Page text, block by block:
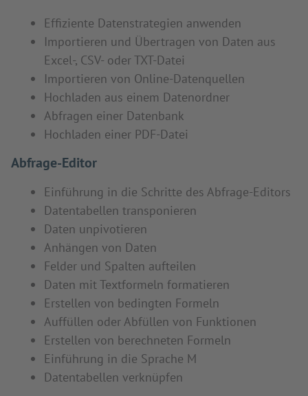
Effiziente Datenstrategien anwenden
Importieren und Übertragen von Daten aus
Excel-, CSV- oder TXT-Datei
Importieren von Online-Datenquellen
Hochladen aus einem Datenordner
Abfragen einer Datenbank
Hochladen einer PDF-Datei
Abfrage-Editor
Einführung in die Schritte des Abfrage-Editors
Datentabellen transponieren
Daten unpivotieren
Anhängen von Daten
Felder und Spalten aufteilen
Daten mit Textformeln formatieren
Erstellen von bedingten Formeln
Auffüllen oder Abfüllen von Funktionen
Erstellen von berechneten Formeln
Einführung in die Sprache M
Datentabellen verknüpfen